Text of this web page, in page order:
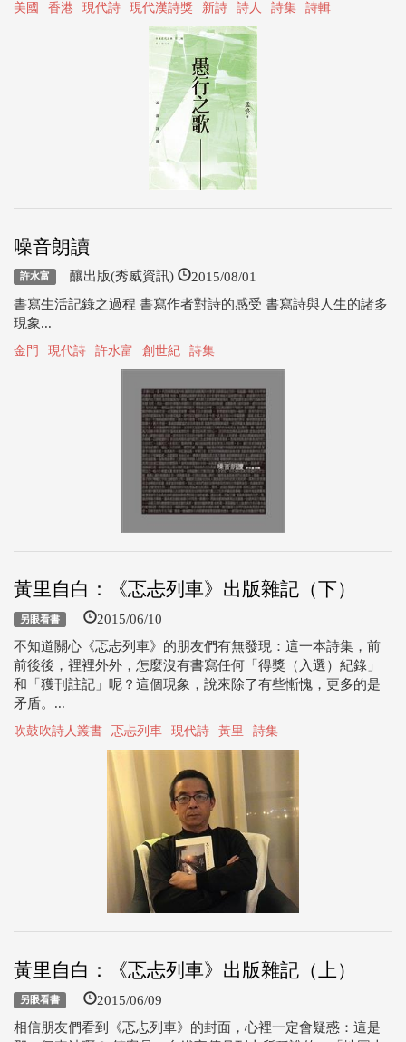
美國 香港 現代詩 現代漢詩獎 新詩 詩人 詩集 詩輯
噪音朗讀
許水富 釀出版(秀威資訊) 2015/08/01
書寫生活記錄之過程 書寫作者對詩的感受 書寫詩與人生的諸多
現象...
金門 現代詩 許水富 創世紀 詩集
黃里自白：《忑忐列車》出版雜記（下）
另眼看書 2015/06/10
不知道關心《忑忐列車》的朋友們有無發現：這一本詩集，前
前後後，裡裡外外，怎麼沒有書寫任何「得獎（入選）紀錄」
和「獲刊註記」呢？這個現象，說來除了有些慚愧，更多的是
矛盾。...
吹鼓吹詩人叢書 忑忐列車 現代詩 黃里 詩集
黃里自白：《忑忐列車》出版雜記（上）
另眼看書 2015/06/09
相信朋友們看到《忑忐列車》的封面，心裡一定會疑惑：這是